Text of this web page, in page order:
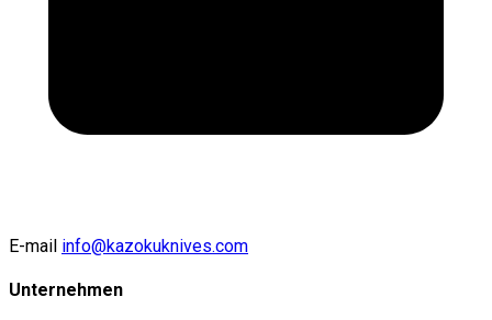
E-mail info@kazokuknives.com
Unternehmen